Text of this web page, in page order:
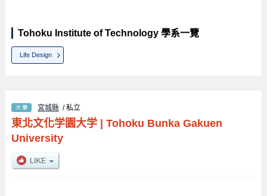
Tohoku Institute of Technology 學系一覽
Life Design
宮城縣 / 私立
東北文化学園大学| Tohoku Bunka Gakuen
University